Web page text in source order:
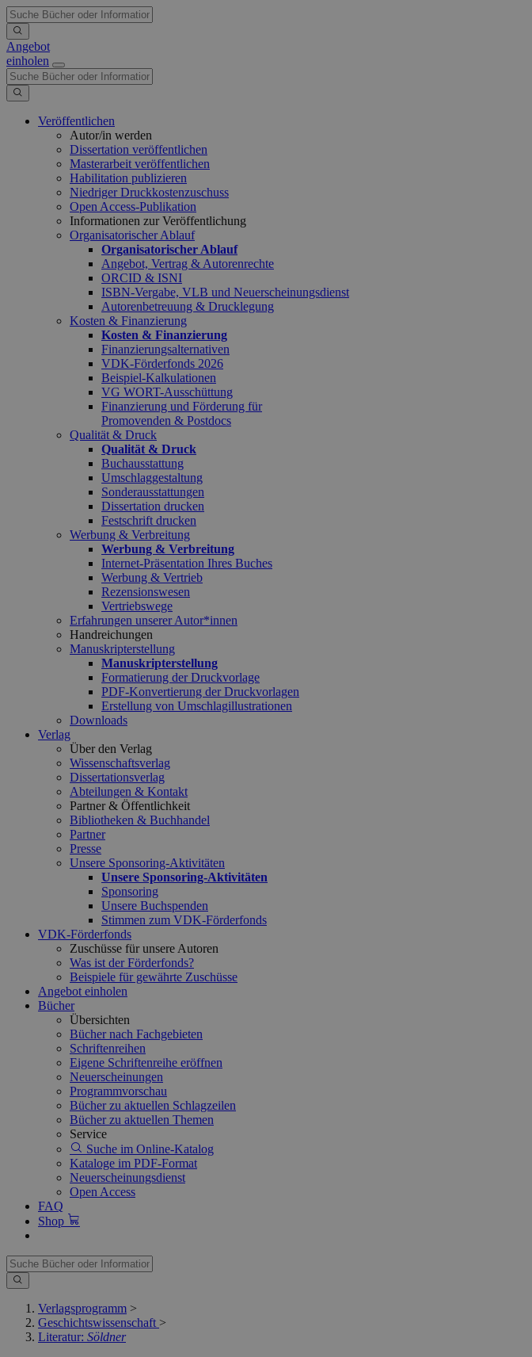
Angebot
einholen
Veröffentlichen
Autor/in werden
Dissertation veröffentlichen
Masterarbeit veröffentlichen
Habilitation publizieren
Niedriger Druckkostenzuschuss
Open Access-Publikation
Informationen zur Veröffentlichung
Organisatorischer Ablauf
Organisatorischer Ablauf
Angebot, Vertrag & Autorenrechte
ORCID & ISNI
ISBN-Vergabe, VLB und Neuerscheinungsdienst
Autorenbetreuung & Drucklegung
Kosten & Finanzierung
Kosten & Finanzierung
Finanzierungsalternativen
VDK-Förderfonds 2026
Beispiel-Kalkulationen
VG WORT-Ausschüttung
Finanzierung und Förderung für
Promovenden & Postdocs
Qualität & Druck
Qualität & Druck
Buchausstattung
Umschlaggestaltung
Sonderausstattungen
Dissertation drucken
Festschrift drucken
Werbung & Verbreitung
Werbung & Verbreitung
Internet-Präsentation Ihres Buches
Werbung & Vertrieb
Rezensionswesen
Vertriebswege
Erfahrungen unserer Autor*innen
Handreichungen
Manuskripterstellung
Manuskripterstellung
Formatierung der Druckvorlage
PDF-Konvertierung der Druckvorlagen
Erstellung von Umschlagillustrationen
Downloads
Verlag
Über den Verlag
Wissenschaftsverlag
Dissertationsverlag
Abteilungen & Kontakt
Partner & Öffentlichkeit
Bibliotheken & Buchhandel
Partner
Presse
Unsere Sponsoring-Aktivitäten
Unsere Sponsoring-Aktivitäten
Sponsoring
Unsere Buchspenden
Stimmen zum VDK-Förderfonds
VDK-Förderfonds
Zuschüsse für unsere Autoren
Was ist der Förderfonds?
Beispiele für gewährte Zuschüsse
Angebot einholen
Bücher
Übersichten
Bücher nach Fachgebieten
Schriftenreihen
Eigene Schriftenreihe eröffnen
Neuerscheinungen
Programmvorschau
Bücher zu aktuellen Schlagzeilen
Bücher zu aktuellen Themen
Service
Suche im Online-Katalog
Kataloge im PDF-Format
Neuerscheinungsdienst
Open Access
FAQ
Shop
Verlagsprogramm >
Geschichtswissenschaft >
Literatur: Söldner